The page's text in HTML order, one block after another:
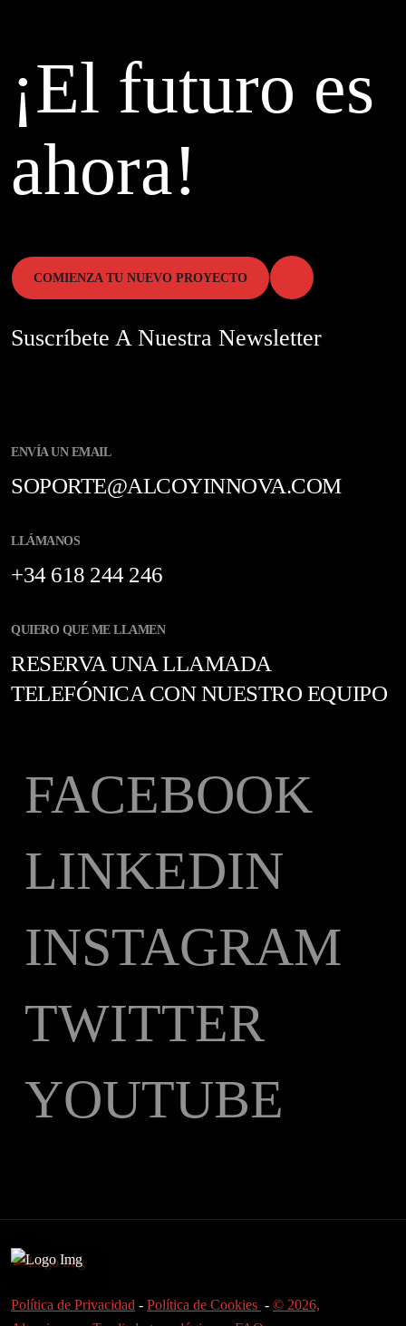
¡El futuro es
ahora!
COMIENZA TU NUEVO PROYECTO
Suscríbete A Nuestra Newsletter
ENVÍA UN EMAIL
SOPORTE@ALCOYINNOVA.COM
LLÁMANOS
+34 618 244 246
QUIERO QUE ME LLAMEN
RESERVA UNA LLAMADA
TELEFÓNICA CON NUESTRO EQUIPO
FACEBOOK
LINKEDIN
INSTAGRAM
TWITTER
YOUTUBE
Política de Privacidad - Política de Cookies - © 2026,